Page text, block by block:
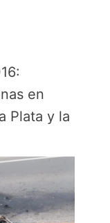
en
Plata y la